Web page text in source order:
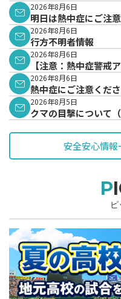
2026年8月6日
明日は熱中症にご注
2026年8月6日
行方不明者情報
2026年8月6日
【注意：熱中症警戒
表されています。
2026年8月6日
熱中症にご注意くだ
2026年8月5日
クマの目撃について
安全安心情報